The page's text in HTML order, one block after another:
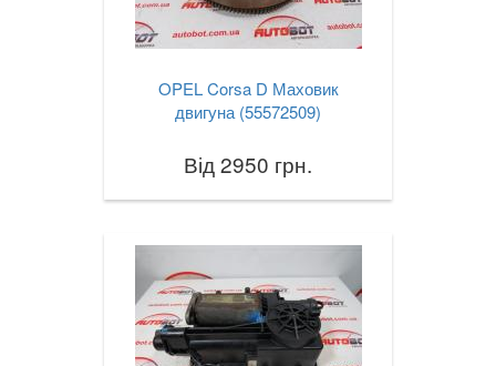
OPEL Corsa D Маховик
двигуна (55572509)
Від 2950 грн.